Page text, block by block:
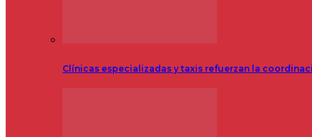
Clínicas especializadas y taxis refuerzan la